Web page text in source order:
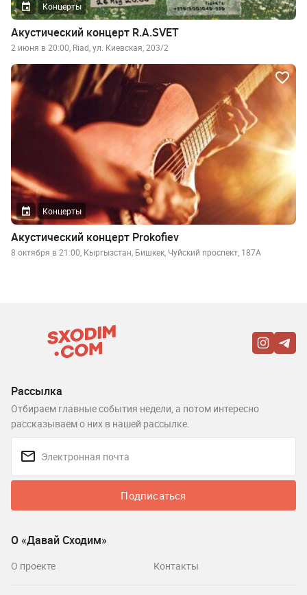
Концерты
Акустический концерт R.A.SVET
2 июня в 20:00, Riad, ул. Киевская, 203/2
Концерты
Акустический концерт Prokofiev
8 октября в 21:00, Кыргызстан, Бишкек, Чуйский проспект, 187А
Рассылка
Отбираем главные события недели, а потом интересно
рассказываем о них в нашей рассылке.
Подписаться
О «Давай Сходим»
О проекте Контакты